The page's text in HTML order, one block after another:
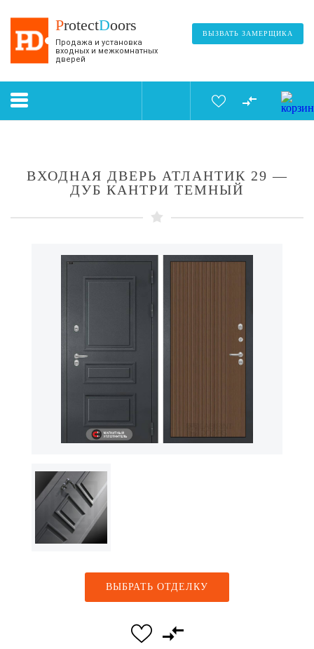
ProtectDoors
Продажа и установка
входных и межкомнатных
дверей
ВЫЗВАТЬ ЗАМЕРЩИКА
ВХОДНАЯ ДВЕРЬ АТЛАНТИК 29 —
ДУБ КАНТРИ ТЕМНЫЙ
ВЫБРАТЬ ОТДЕЛКУ